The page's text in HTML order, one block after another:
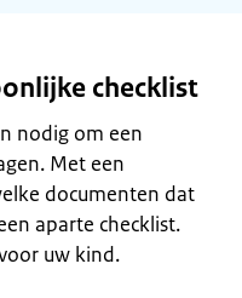
checklist
nodig om een
Met een
documenten dat
aparte checklist.
uw kind.